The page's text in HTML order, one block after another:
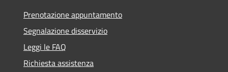
Prenotazione appuntamento
Segnalazione disservizio
Leggi le FAQ
Richiesta assistenza